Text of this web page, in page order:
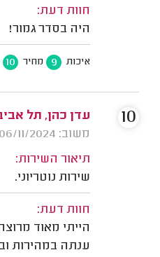
חוות דעת:
היה בסדר גמור!
איכות 9 מחיר 10
עדן כהן, תל
משוב: 06/11/2024
תיאור השירות:
שירות נוטריוני.
חוות דעת:
הייתי מאוד
ענתה במהירות
10